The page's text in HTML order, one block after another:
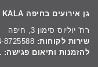
גן אירועים בחיפה KALA
רח' יוליוס סימון 3, חיפה
שירות לקוחות:
להזמנות ותיאום פגישה: